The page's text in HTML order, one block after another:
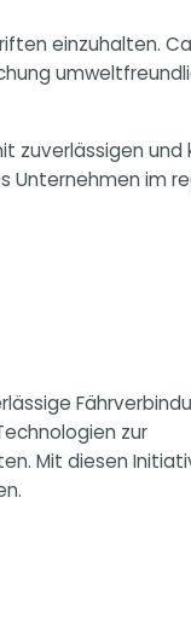
einzuhalten.
zuverlässigen
Unternehmen im
zur
Mit diesen